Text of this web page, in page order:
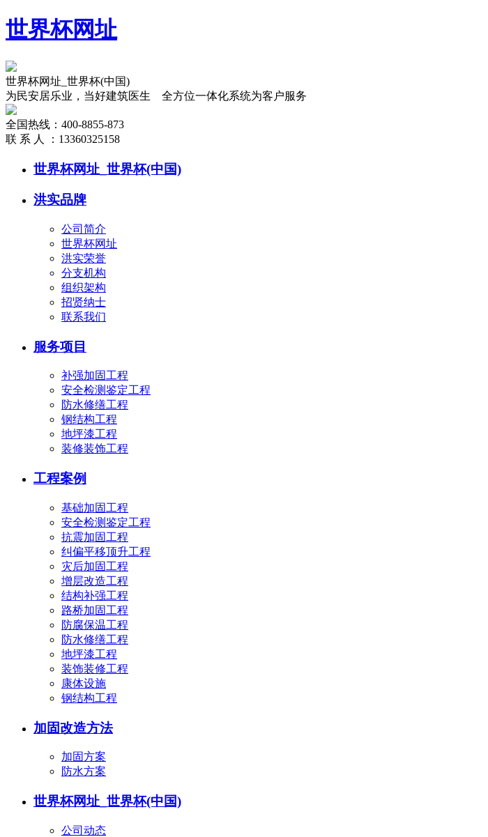
世界杯网址
世界杯网址_世界杯(中国)
为民安居乐业，当好建筑医生 全方位一体化系统为客户服务
全国热线： 400-8855-873
联 系 人 ： 13360325158
世界杯网址_世界杯(中国)
洪实品牌
公司简介
世界杯网址
洪实荣誉
分支机构
组织架构
招贤纳士
联系我们
服务项目
补强加固工程
安全检测鉴定工程
防水修缮工程
钢结构工程
地坪漆工程
装修装饰工程
工程案例
基础加固工程
安全检测鉴定工程
抗震加固工程
纠偏平移顶升工程
灾后加固工程
增层改造工程
结构补强工程
路桥加固工程
防腐保温工程
防水修缮工程
地坪漆工程
装饰装修工程
康体设施
钢结构工程
加固改造方法
加固方案
防水方案
世界杯网址_世界杯(中国)
公司动态